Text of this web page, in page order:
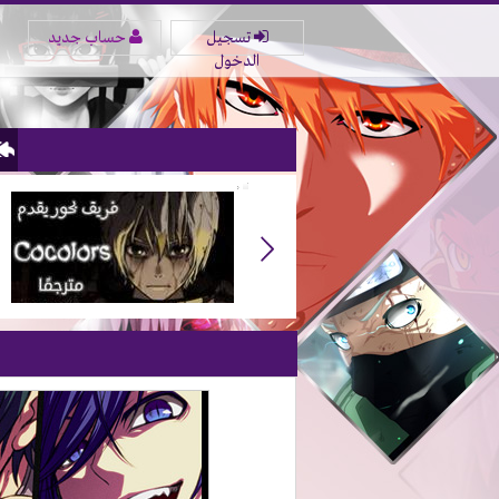
تسجيل
الدخول
حساب جديد